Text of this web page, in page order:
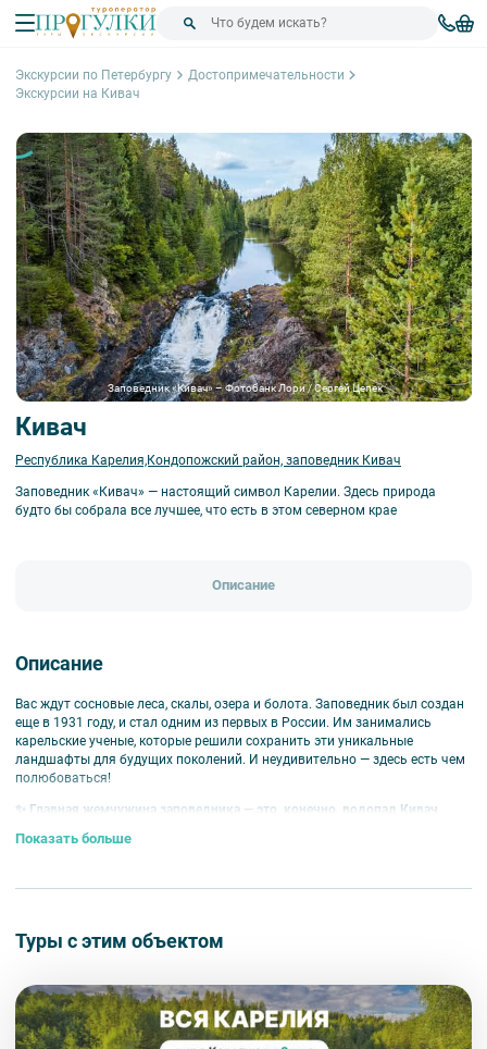
Экскурсии по Петербургу
Достопримечательности
Экскурсии на Кивач
Заповедник «Кивач» – Фотобанк Лори / Сергей Цепек
Кивач
Республика Карелия,Кондопожский район, заповедник Кивач
Заповедник «Кивач» — настоящий символ Карелии. Здесь природа
будто бы собрала все лучшее, что есть в этом северном крае
Описание
Описание
Вас ждут сосновые леса, скалы, озера и болота. Заповедник был создан
еще в 1931 году, и стал одним из первых в России. Им занимались
карельские ученые, которые решили сохранить эти уникальные
ландшафты для будущих поколений. И неудивительно — здесь есть чем
полюбоваться!
✨ Главная жемчужина заповедника — это, конечно, водопад Кивач
водопадом в Европе и давно стал обязательным пунктом в маршруте
👉 Но водопад — это лишь начало.
находятся 14 живописных озер, протекают две реки — Суна и Сандалка,
настоящей энциклопедией природы Карелии, где за один день можно
познакомиться со всеми ее богатствами.
Заповедник готов принять гостей круглый год, но попасть сюда
Показать больше
Туры с этим объектом